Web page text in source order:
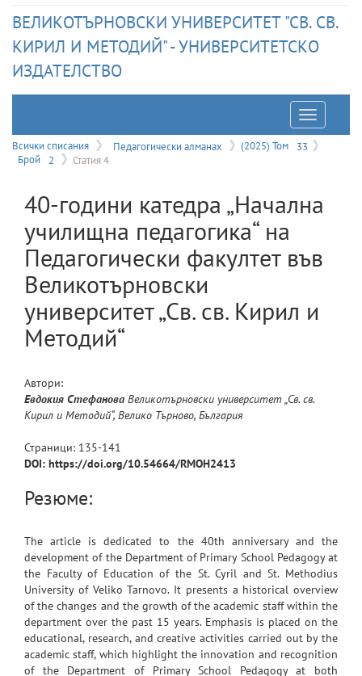
ВЕЛИКОТЪРНОВСКИ УНИВЕРСИТЕТ "СВ. СВ.
КИРИЛ И МЕТОДИЙ" - УНИВЕРСИТЕТСКО
ИЗДАТЕЛСТВО
Отваряне
на
Всички списания Педагогически алманах (2025) Том
33
Брой
2 Статия 4
40-години катедра „Начална
училищна педагогика“ на
Педагогически факултет във
Великотърновски
университет „Св. св. Кирил и
Методий“
Автори:
Евдокия Стефанова Великотърновски университет „Св. св.
Кирил и Методий“, Велико Търново, България
Страници: 135-141
DOI: https://doi.org/10.54664/RMOH2413
Резюме:
The article is dedicated to the 40th anniversary and the
development of the Department of Primary School Pedagogy at
the Faculty of Education of the St. Cyril and St. Methodius
University of Veliko Tarnovo. It presents a historical overview
of the changes and the growth of the academic staff within the
department over the past 15 years. Emphasis is placed on the
educational, research, and creative activities carried out by the
academic staff, which highlight the innovation and recognition
of the Department of Primary School Pedagogy at both